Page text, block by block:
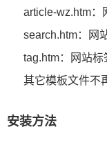
article-wz.htm：
search.htm：网
tag.htm：网站
其它模板文件不
安装方法